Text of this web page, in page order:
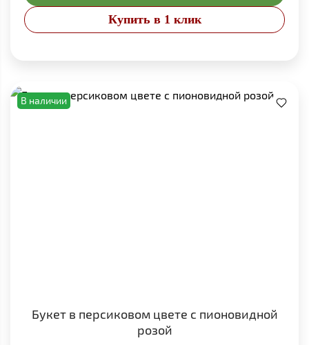
Купить в 1 клик
В наличии
Букет в персиковом цвете с пионовидной
розой